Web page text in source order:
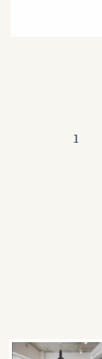
1